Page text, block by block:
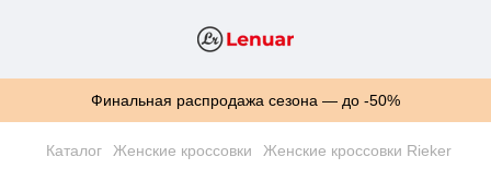
Финальная распродажа сезона — до -50%
Каталог Женские кроссовки Женские кроссовки Rieker